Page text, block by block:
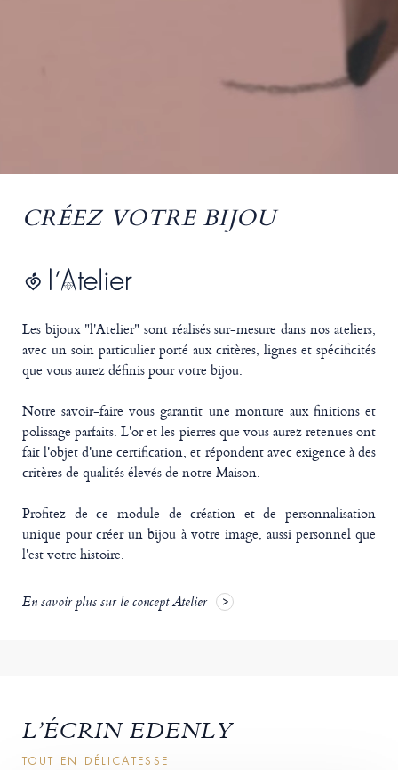
CRÉEZ VOTRE BIJOU
Les bijoux "l'Atelier" sont réalisés sur-mesure dans nos ateliers,
avec un soin particulier porté aux critères, lignes et spécificités
que vous aurez définis pour votre bijou.
Notre savoir-faire vous garantit une monture aux finitions et
polissage parfaits. L'or et les pierres que vous aurez retenues ont
fait l'objet d'une certification, et répondent avec exigence à des
critères de qualités élevés de notre Maison.
Profitez de ce module de création et de personnalisation
unique pour créer un bijou à votre image, aussi personnel que
l'est votre histoire.
En savoir plus sur le concept Atelier
L’ÉCRIN EDENLY
TOUT EN DÉLICATESSE